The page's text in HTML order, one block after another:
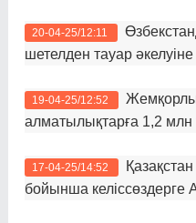
20-04-25/12:11
шетелден тауар
19-04-25/12:52
алматылықтарға 1,2 млн
17-04-25/14:52
бойынша келіссөздерге